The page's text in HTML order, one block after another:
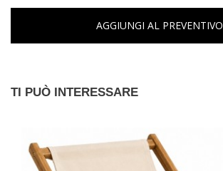
AGGIUNGI AL PREVENTIVO
TI PUÒ INTERESSARE